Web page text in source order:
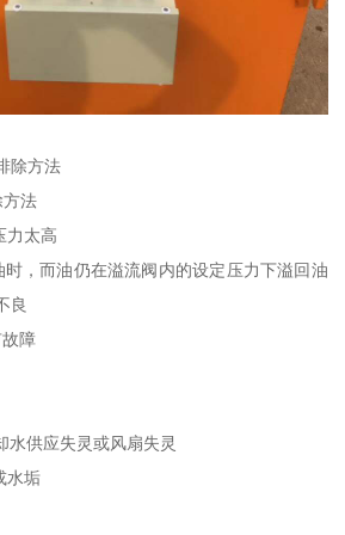
除方法
方法
力太高
，而油仍在溢流阀内的设定压力下溢回油
良
障
水供应失灵或风扇失灵
水垢